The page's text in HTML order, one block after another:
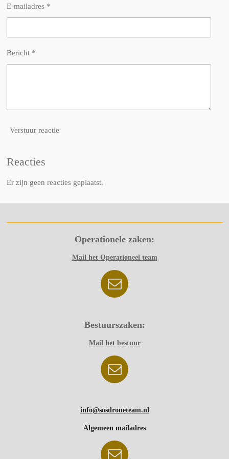
E-mailadres *
Bericht *
Verstuur reactie
Reacties
Er zijn geen reacties geplaatst.
Operationele zaken:
Mail het Operationeel team
Bestuurszaken:
Mail het bestuur
info@sosdroneteam.nl
Algemeen mailadres